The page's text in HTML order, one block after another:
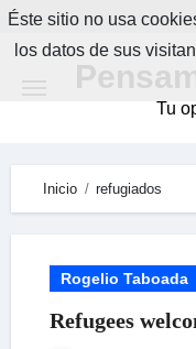
Skip
Tu
Inicio refugiados
Rogelio Taboada
Refugees
Éste sitio no usa
los datos de sus